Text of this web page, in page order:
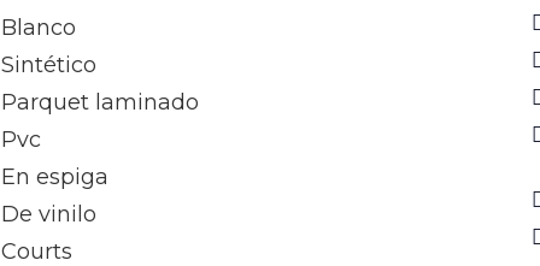
Blanco
Sintético
Parquet laminado
Pvc
En espiga
De vinilo
Courts